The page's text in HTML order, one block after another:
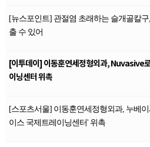
[뉴스포인트] 관절염 초래하는 슬개골칼
출 수 있어
[이투데이] 이동훈연세정형외과, Nuvasive
이닝센터 위촉
[스포츠서울] 이동훈연세정형외과, 누베
이스 국제트레이닝센터' 위촉